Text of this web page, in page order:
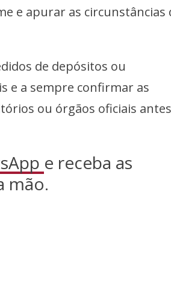
e apurar as circunstâncias
de depósitos ou
e a sempre confirmar as
ou órgãos oficiais
e receba as
mão.